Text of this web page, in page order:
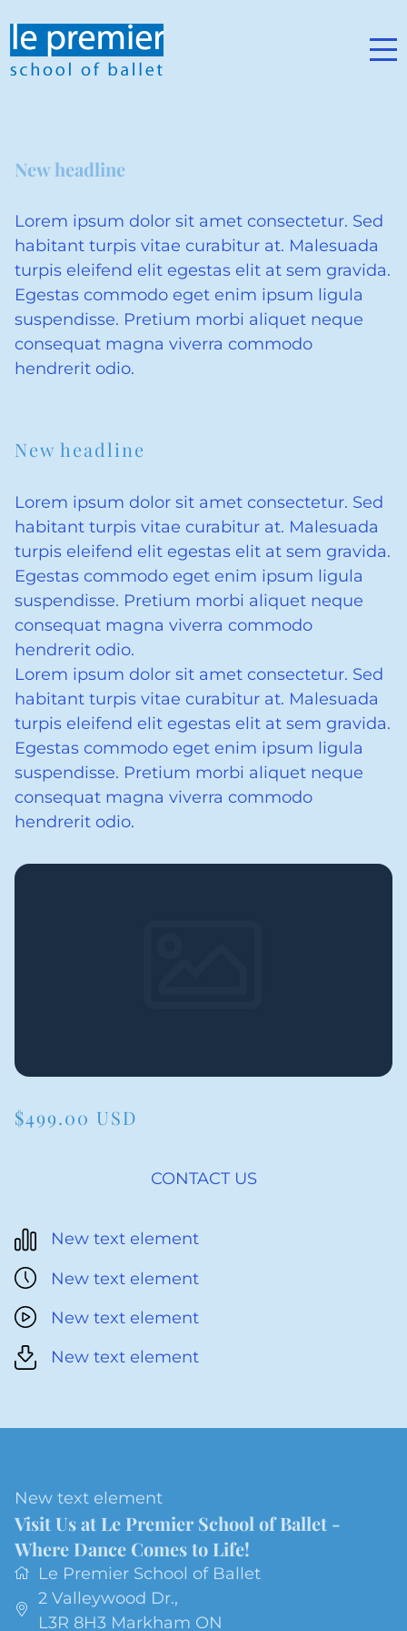
New headline
Lorem ipsum dolor sit amet consectetur. Sed
habitant turpis vitae curabitur at. Malesuada
turpis eleifend elit egestas elit at sem gravida.
Egestas commodo eget enim ipsum ligula
suspendisse. Pretium morbi aliquet neque
consequat magna viverra commodo
hendrerit odio.
New headline
Lorem ipsum dolor sit amet consectetur. Sed
habitant turpis vitae curabitur at. Malesuada
turpis eleifend elit egestas elit at sem gravida.
Egestas commodo eget enim ipsum ligula
suspendisse. Pretium morbi aliquet neque
consequat magna viverra commodo
hendrerit odio.
Lorem ipsum dolor sit amet consectetur. Sed
habitant turpis vitae curabitur at. Malesuada
turpis eleifend elit egestas elit at sem gravida.
Egestas commodo eget enim ipsum ligula
suspendisse. Pretium morbi aliquet neque
consequat magna viverra commodo
hendrerit odio.
$499.00 USD
CONTACT US
New text element
New text element
New text element
New text element
New text element
Visit Us at Le Premier School of Ballet -
Where Dance Comes to Life!
Le Premier School of Ballet
2 Valleywood Dr.,
L3R 8H3 Markham ON